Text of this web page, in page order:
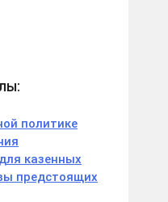
политике
казенных
предстоящих